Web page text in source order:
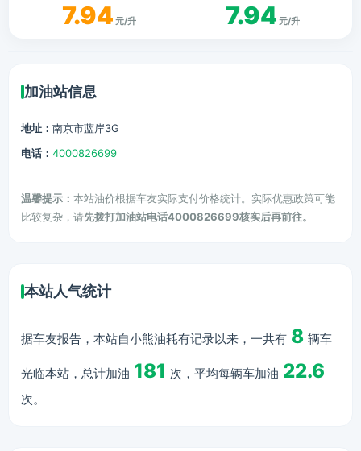
7.94 元/升 7.94 元/升
加油站信息
地址： 南京市蓝岸3G
电话： 4000826699
温馨提示： 本站油价根据车友实际支付价格统计。实际优惠政策可能
比较复杂，请先拨打加油站电话4000826699核实后再前往。
本站人气统计
据车友报告，本站自小熊油耗有记录以来，一共有 8 辆车
光临本站，总计加油 181 次，平均每辆车加油 22.6
次。